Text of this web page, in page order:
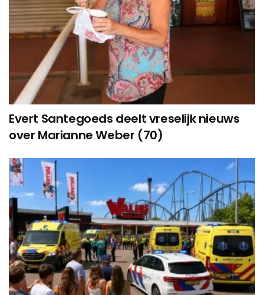
Evert Santegoeds deelt vreselijk nieuws
over Marianne Weber (70)